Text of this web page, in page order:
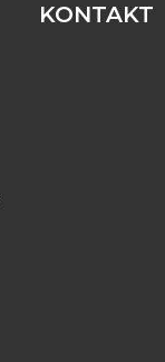
KONTAKT